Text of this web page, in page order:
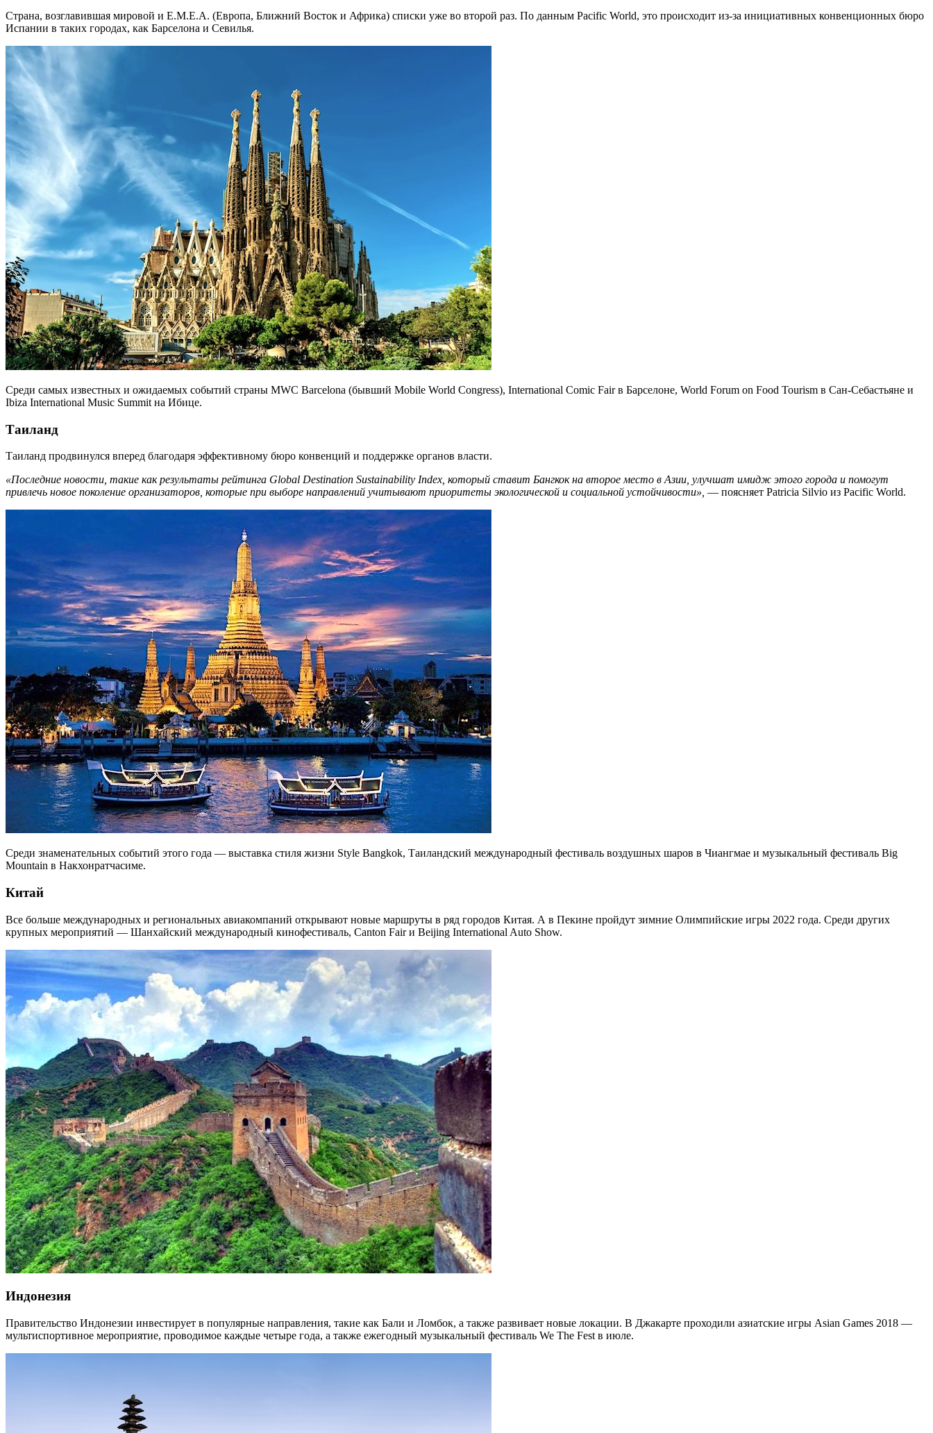
Страна, возглавившая мировой и Е.М.Е.А. (Европа, Ближний Восток и Африка) списки уже во второй раз. По данным Pacific World, это происходит из-за инициативных конвенционных бюро
Испании в таких городах, как Барселона и Севилья.
Среди самых известных и ожидаемых событий страны MWC Barcelona (бывший Mobile World Congress), International Comic Fair в Барселоне, World Forum on Food Tourism в Сан-Себастьяне и
Ibiza International Music Summit на Ибице.
Таиланд
Таиланд продвинулся вперед благодаря эффективному бюро конвенций и поддержке органов власти.
«Последние новости, такие как результаты рейтинга Global Destination Sustainability Index, который ставит Бангкок на второе место в Азии, улучшат имидж этого города и помогут
привлечь новое поколение организаторов, которые при выборе направлений учитывают приоритеты экологической и социальной устойчивости», — поясняет Patricia Silvio из Pacific World.
Среди знаменательных событий этого года — выставка стиля жизни Style Bangkok, Таиландский международный фестиваль воздушных шаров в Чиангмае и музыкальный фестиваль Big
Mountain в Накхонратчасиме.
Китай
Все больше международных и региональных авиакомпаний открывают новые маршруты в ряд городов Китая. А в Пекине пройдут зимние Олимпийские игры 2022 года. Среди других
крупных мероприятий — Шанхайский международный кинофестиваль, Canton Fair и Beijing International Auto Show.
Индонезия
Правительство Индонезии инвестирует в популярные направления, такие как Бали и Ломбок, а также развивает новые локации. В Джакарте проходили азиатские игры Asian Games 2018 —
мультиспортивное мероприятие, проводимое каждые четыре года, а также ежегодный музыкальный фестиваль We The Fest в июле.